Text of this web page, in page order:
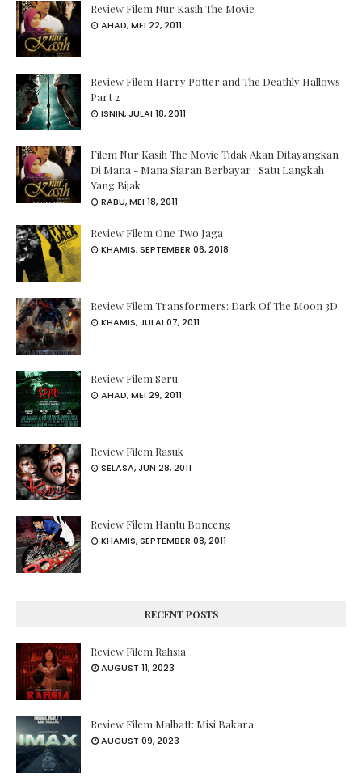
Review Filem Nur Kasih The Movie
AHAD, MEI 22, 2011
Review Filem Harry Potter and The Deathly Hallows
Part 2
ISNIN, JULAI 18, 2011
Filem Nur Kasih The Movie Tidak Akan Ditayangkan
Di Mana - Mana Siaran Berbayar : Satu Langkah
Yang Bijak
RABU, MEI 18, 2011
Review Filem One Two Jaga
KHAMIS, SEPTEMBER 06, 2018
Review Filem Transformers: Dark Of The Moon 3D
KHAMIS, JULAI 07, 2011
Review Filem Seru
AHAD, MEI 29, 2011
Review Filem Rasuk
SELASA, JUN 28, 2011
Review Filem Hantu Bonceng
KHAMIS, SEPTEMBER 08, 2011
RECENT POSTS
Review Filem Rahsia
AUGUST 11, 2023
Review Filem Malbatt: Misi Bakara
AUGUST 09, 2023